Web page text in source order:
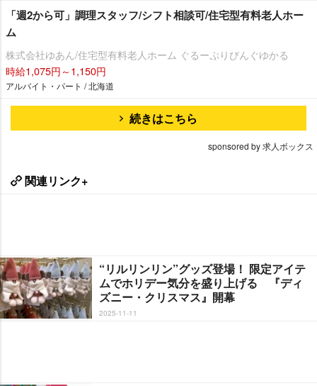
「週2から可」調理スタッフ/シフト相談可/住宅型有料老人ホー
ム
株式会社ゆあん/住宅型有料老人ホーム ぐるーぷりびんぐゆかる
時給1,075円～1,150円
アルバイト・パート / 北海道
続きはこちら
sponsored by 求人ボックス
関連リンク+
“リルリンリン”グッズ登場！ 限定アイテ
ムでホリデー気分を盛り上げる 『ディ
ズニー・クリスマス』開幕
2025-11-11